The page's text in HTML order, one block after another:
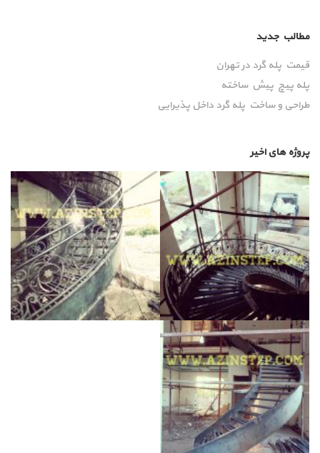
مطالب جدید
قیمت پله گرد در تهران
پله پیچ پیش‌ ساخته
طراحی و ساخت پله گرد داخل پذیرایی
پروژه های اخیر